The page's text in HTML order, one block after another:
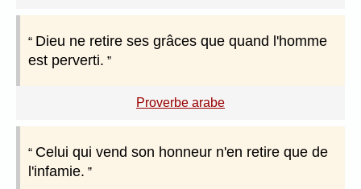
Dieu ne retire ses grâces que quand l'homme
est perverti.
Proverbe arabe
Celui qui vend son honneur n'en retire que de
l'infamie.